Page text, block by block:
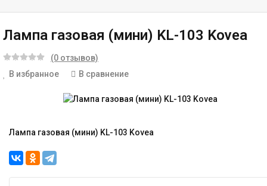
Лампа газовая (мини) KL-103 Kovea
(0 отзывов)
В избранное
В сравнение
Лампа газовая (мини) KL-103 Kovea